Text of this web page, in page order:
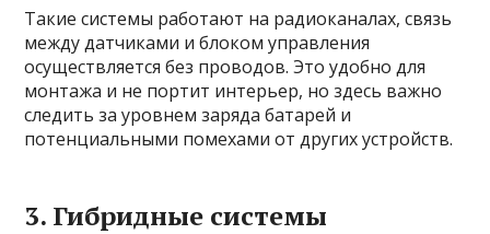
Такие системы работают на радиоканалах, связь
между датчиками и блоком управления
осуществляется без проводов. Это удобно для
монтажа и не портит интерьер, но здесь важно
следить за уровнем заряда батарей и
потенциальными помехами от других устройств.
3. Гибридные системы